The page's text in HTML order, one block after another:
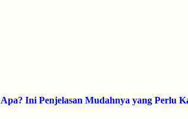
Ini Penjelasan Mudahnya yang Perlu